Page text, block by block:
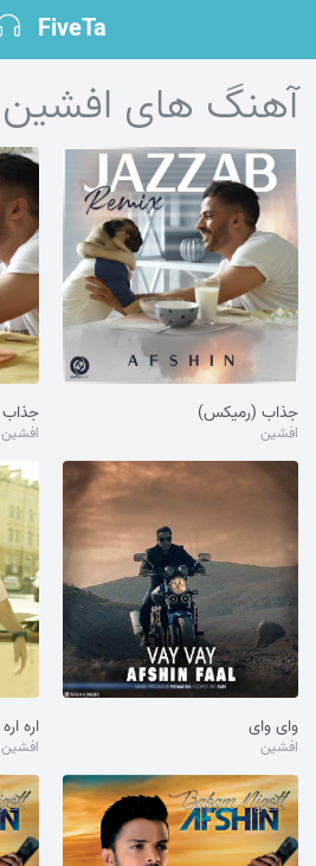
FiveTa
آهنگ های افشین
جذاب (رمیکس)
افشین
جذاب
افشین
وای وای
افشین
اره اره
افشین